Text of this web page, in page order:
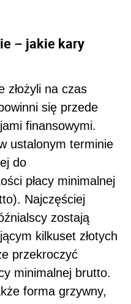
– jakie kary
złożyli na czas
się przede
finansowymi.
ustalonym terminie
do
płacy minimalnej
Najczęściej
zostają
kilkuset złotych
przekroczyć
minimalnej brutto.
forma grzywny,